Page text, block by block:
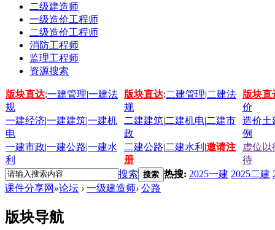
二级建造师
一级造价工程师
二级造价工程师
消防工程师
监理工程师
资源搜索
版块直达:一建管理|一建法
规
版块直达:二建管理|二建法
规
版块直
价
一建经济|一建建筑|一建机
电
二建建筑|二建机电|二建市
政
造价土
例
一建市政|一建公路|一建水
利
二建公路|二建水利 |邀请注
册
虚位以
待
搜索 搜索 热搜: 2025一建 2025二建
课件分享网 »论坛 › 一级建造师› 公路
版块导航